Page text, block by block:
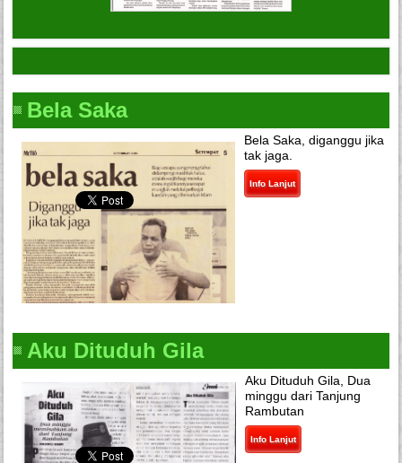
Bela Saka
Bela Saka, diganggu jika
tak jaga.
Info Lanjut
Aku Dituduh Gila
Aku Dituduh Gila, Dua
minggu dari Tanjung
Rambutan
Info Lanjut